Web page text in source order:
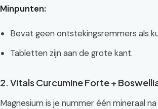
Minpunten:
Bevat geen ontstekingsremmers als
Tabletten zijn aan de grote kant.
2. Vitals Curcumine Forte +
Magnesium is je nummer één mineraal